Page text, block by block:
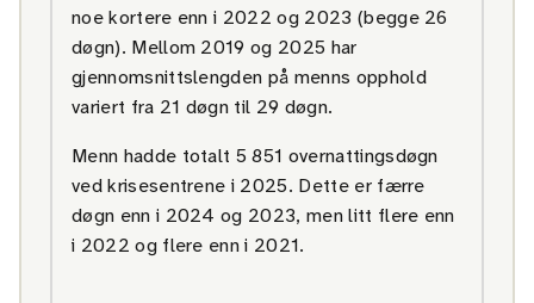
noe kortere enn i 2022 og 2023 (begge 26
døgn). Mellom 2019 og 2025 har
gjennomsnittslengden på menns opphold
variert fra 21 døgn til 29 døgn.
Menn hadde totalt 5 851 overnattingsdøgn
ved krisesentrene i 2025. Dette er færre
døgn enn i 2024 og 2023, men litt flere enn
i 2022 og flere enn i 2021.